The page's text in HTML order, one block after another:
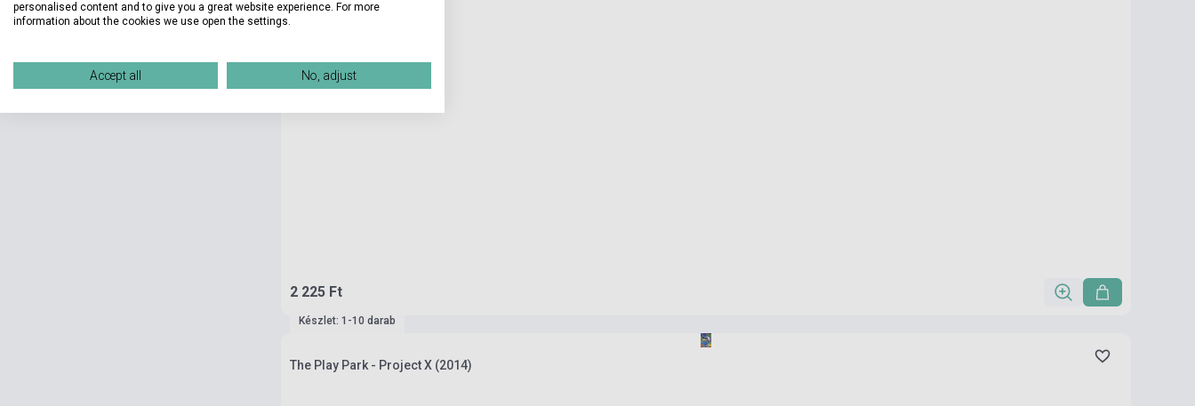
2 225 Ft
Készlet: 1-10 darab
The Play Park - Project X (2014)
personalised content and to give you a great website experience. For more
information about the cookies we use open the settings.
Accept all No, adjust